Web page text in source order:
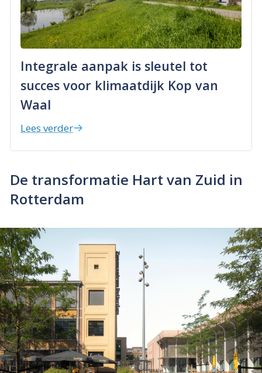
Integrale aanpak is sleutel tot
succes voor klimaatdijk Kop van
Waal
Lees verder
De transformatie Hart van Zuid in
Rotterdam